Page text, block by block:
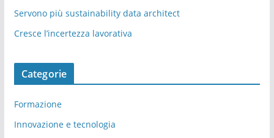
Servono più sustainability data architect
Cresce l’incertezza lavorativa
Categorie
Formazione
Innovazione e tecnologia